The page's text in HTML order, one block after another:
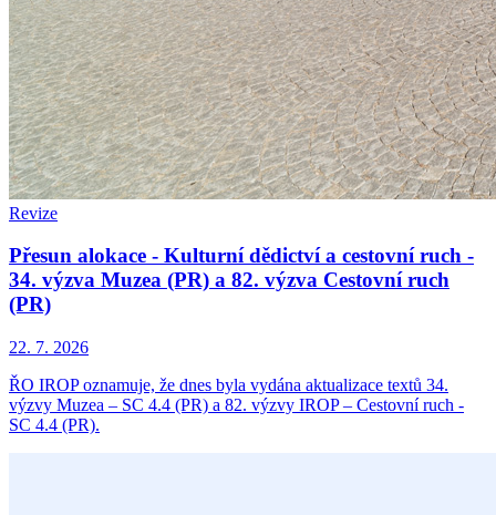
Revize
Přesun alokace - Kulturní dědictví a cestovní ruch -
34. výzva Muzea (PR) a 82. výzva Cestovní ruch
(PR)
22. 7. 2026
ŘO IROP oznamuje, že dnes byla vydána aktualizace textů 34.
výzvy Muzea – SC 4.4 (PR) a 82. výzvy IROP – Cestovní ruch -
SC 4.4 (PR).